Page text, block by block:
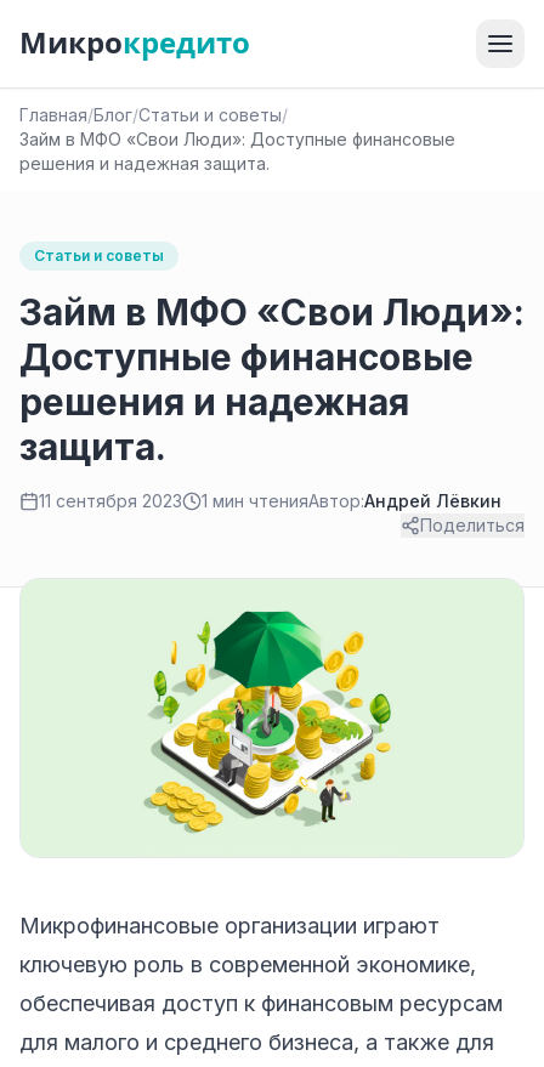
Микрокредито
Главная/Блог/Статьи и советы/
Займ в MФО «Свои Люди»: Доступные финансовые
решения и надежная защита.
Статьи и советы
Займ в MФО «Свои Люди»:
Доступные финансовые
решения и надежная
защита.
11 сентября 2023 1 мин чтенияАвтор:Андрей Лёвкин
Поделиться
Микрофинансовые организации играют
ключевую роль в современной экономике,
обеспечивая доступ к финансовым ресурсам
для малого и среднего бизнеса, а также для